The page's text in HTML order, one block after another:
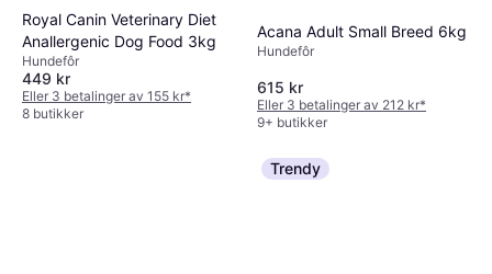
Royal Canin Veterinary Diet
Anallergenic Dog Food 3kg
Hundefôr
449 kr
Eller 3 betalinger av 155 kr*
8 butikker
Acana Adult Small Breed 6kg
Hundefôr
615 kr
Eller 3 betalinger av 212 kr*
9+ butikker
Trendy